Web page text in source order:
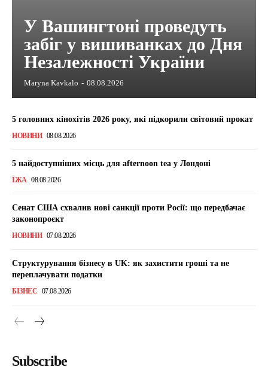
У Вашингтоні проведуть
забіг у вишиванках до Дня
Незалежності України
Maryna Kavkalo - 08.08.2026
5 головних кінохітів 2026 року, які підкорили світовий прокат
НОВИНИ 08.08.2026
5 найдоступніших місць для afternoon tea у Лондоні
ЇЖА 08.08.2026
Сенат США схвалив нові санкції проти Росії: що передбачає
законопроєкт
НОВИНИ 07.08.2026
Структурування бізнесу в UK: як захистити гроші та не
переплачувати податки
БІЗНЕС 07.08.2026
Subscribe